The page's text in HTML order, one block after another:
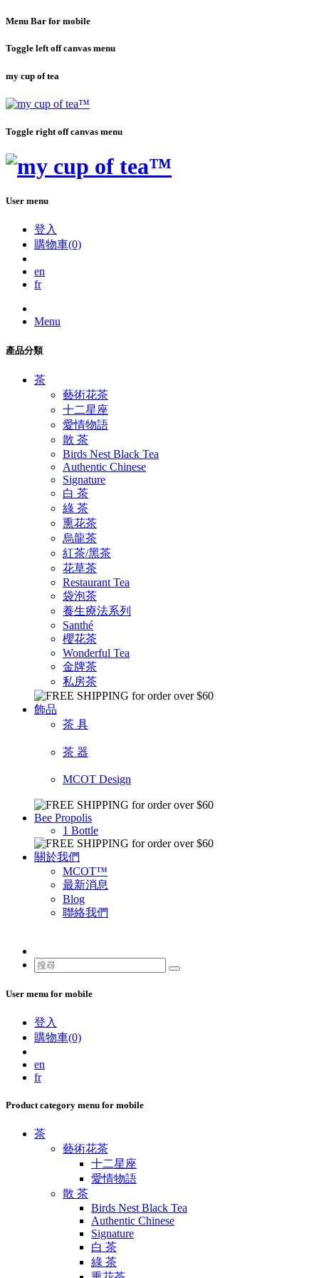
Menu Bar for mobile
Toggle left off canvas menu
my cup of tea
Toggle right off canvas menu
User menu
登入
購物車(0)
en
fr
Menu
產品分類
茶
藝術花茶
十二星座
愛情物語
散 茶
Birds Nest Black Tea
Authentic Chinese
Signature
白 茶
綠 茶
熏花茶
烏龍茶
紅茶/黑茶
花草茶
Restaurant Tea
袋泡茶
養生療法系列
Santhé
櫻花茶
Wonderful Tea
金牌茶
私房茶
飾品
茶 具
茶 器
MCOT Design
Bee Propolis
1 Bottle
關於我們
MCOT™
最新消息
Blog
聯絡我們
User menu for mobile
登入
購物車(0)
en
fr
Product category menu for mobile
茶
藝術花茶
十二星座
愛情物語
散 茶
Birds Nest Black Tea
Authentic Chinese
Signature
白 茶
綠 茶